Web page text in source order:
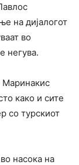
на дијалогот
во
негува.
Маринакис
како и сите
со турскиот
насока на